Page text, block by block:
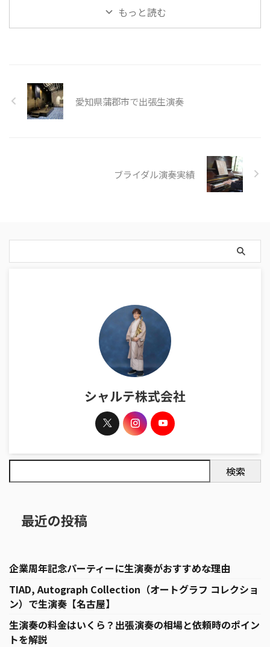
りやすくご紹介します。 生演奏
...
州・四国エリアは車での移動も可
家に演奏を頼みたい。 実績のあ
る業者（法人）に依頼したい。
様々なシチュエーションで、数多
くのコンサートを行ってきたシャ
もっと読む
愛知県蒲郡市で出張生演奏
ブライダル演奏実績
シャルテ株式会社
検索
最近の投稿
企業周年記念パーティーに生演奏がおすすめな理由
TIAD, Autograph Collection（オートグラフ コレクショ
ン）で生演奏【名古屋】
生演奏の料金はいくら？出張演奏の相場と依頼時のポイン
トを解説